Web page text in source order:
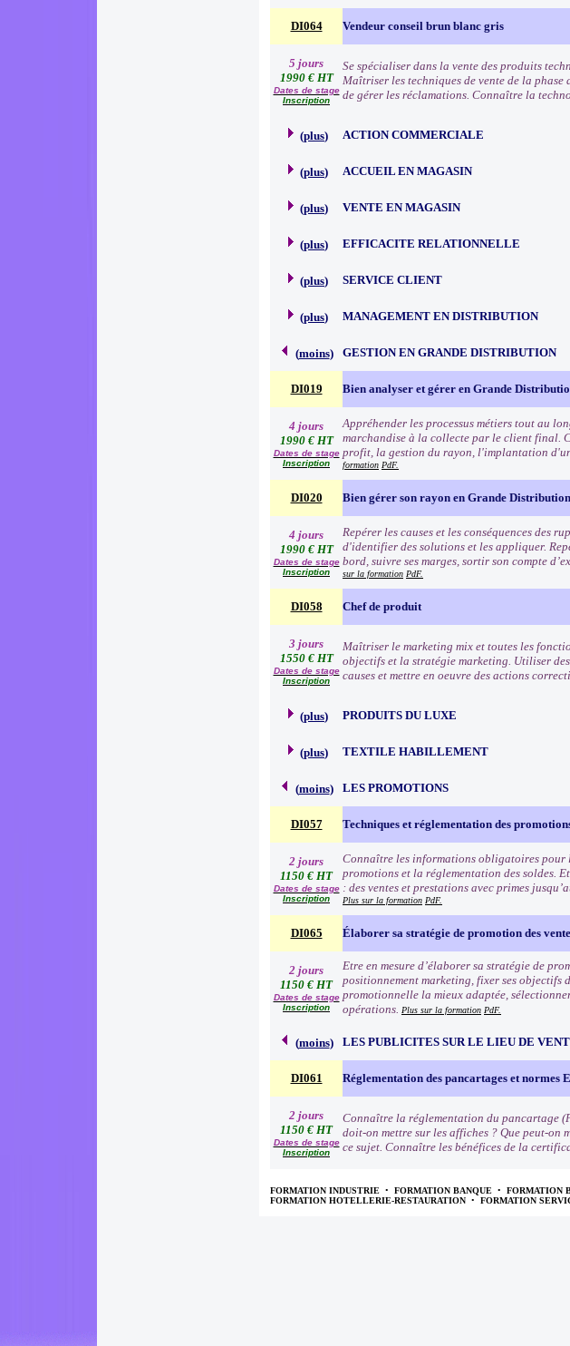
DI064 Vendeur conseil brun blanc gris
5 jours
1990 € HT
Dates de stage
Inscription
Se spécialiser dans la vente des produits
Maîtriser les techniques de vente de la
de gérer les réclamations. Connaître la
(plus) ACTION COMMERCIALE
(plus) ACCUEIL EN MAGASIN
(plus) VENTE EN MAGASIN
(plus) EFFICACITE RELATIONNELLE
(plus) SERVICE CLIENT
(plus) MANAGEMENT EN DISTRIBUTION
(moins) GESTION EN GRANDE DISTRIBUTION
DI019 Bien analyser et gérer en Grande
4 jours
1990 € HT
Dates de stage
Inscription
Appréhender les processus métiers tout au
marchandise à la collecte par le client final.
profit, la gestion du rayon, l'implantation
formation PdF.
DI020 Bien gérer son rayon en Grande Distribution
4 jours
1990 € HT
Dates de stage
Inscription
Repérer les causes et les conséquences des
d'identifier des solutions et les appliquer.
bord, suivre ses marges, sortir son compte
sur la formation PdF.
DI058 Chef de produit
3 jours
1550 € HT
Dates de stage
Inscription
Maîtriser le marketing mix et toutes les
objectifs et la stratégie marketing. Utiliser
causes et mettre en oeuvre des actions
(plus) PRODUITS DU LUXE
(plus) TEXTILE HABILLEMENT
(moins) LES PROMOTIONS
DI057 Techniques et réglementation des
2 jours
1150 € HT
Dates de stage
Inscription
Connaître les informations obligatoires pour
promotions et la réglementation des soldes.
: des ventes et prestations avec primes
Plus sur la formation PdF.
DI065 Élaborer sa stratégie de promotion des
2 jours
1150 € HT
Dates de stage
Inscription
Etre en mesure d’élaborer sa stratégie de
positionnement marketing, fixer ses
promotionnelle la mieux adaptée,
opérations. Plus sur la formation PdF.
(moins) LES PUBLICITES SUR LE LIEU DE
DI061 Réglementation des pancartages et normes
2 jours
1150 € HT
Dates de stage
Inscription
Connaître la réglementation du pancartage
doit-on mettre sur les affiches ? Que peut-on
ce sujet. Connaître les bénéfices de la
FORMATION INDUSTRIE • FORMATION BANQUE • FORMATION
FORMATION HOTELLERIE-RESTAURATION • FORMATION